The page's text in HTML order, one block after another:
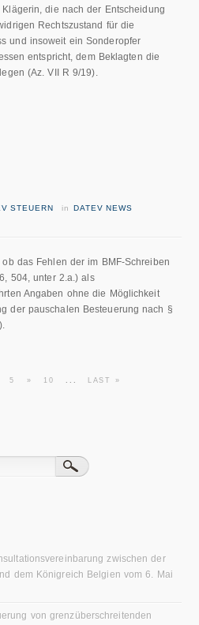
die nach der Entscheidung
Rechtszustand für die
und insoweit ein Sonderopfer
entspricht, dem Beklagten die
(Az. VII R 9/19).
STEUERN inDATEV NEWS
das Fehlen der im BMF-Schreiben
504, unter 2.a.) als
Angaben ohne die Möglichkeit
der pauschalen Besteuerung nach §
5 » 10 ... LAST »
zwischen der
dem Königreich Belgien vom 6. Mai
von grenzüberschreitenden